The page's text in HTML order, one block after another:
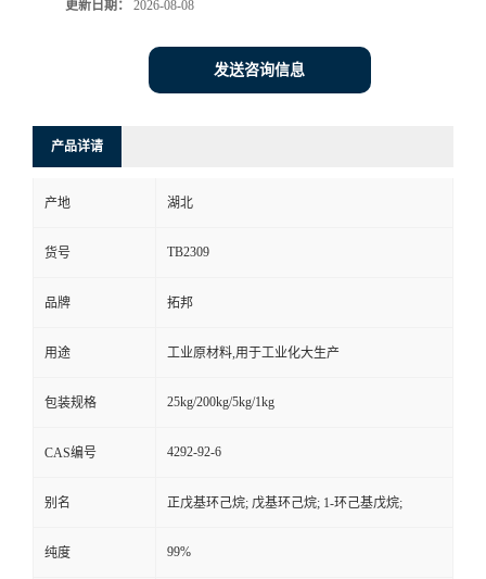
更新日期： 2026-08-08
发送咨询信息
产品详请
产地 湖北
货号 TB2309
品牌 拓邦
用途 工业原材料,用于工业化大生产
包装规格 25kg/200kg/5kg/1kg
CAS编号 4292-92-6
别名 正戊基环己烷; 戊基环己烷; 1-环己基戊烷;
纯度 99%